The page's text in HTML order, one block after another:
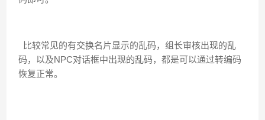
比较常见的有交换名片显示的乱码，组长审核出现的乱
码，以及NPC对话框中出现的乱码，都是可以通过转编码
恢复正常。